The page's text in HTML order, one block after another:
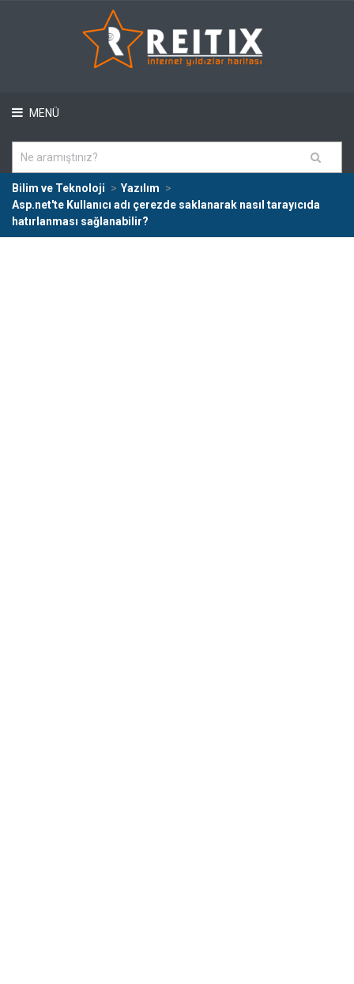
MENÜ
Bilim ve Teknoloji
Yazılım
Asp.net'te Kullanıcı adı çerezde saklanarak nasıl tarayıcıda
hatırlanması sağlanabilir?